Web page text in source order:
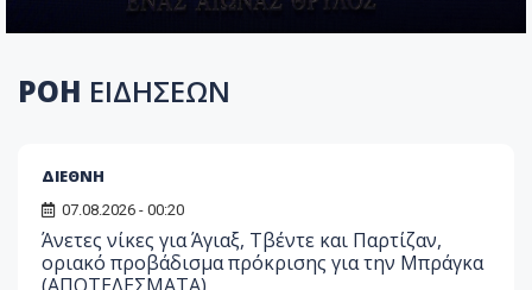
ΡΟΗ ΕΙΔΗΣΕΩΝ
ΔΙΕΘΝΗ
07.08.2026 - 00:20
Άνετες νίκες για Άγιαξ, Τβέντε και Παρτίζαν,
οριακό προβάδισμα πρόκρισης για την Μπράγκα